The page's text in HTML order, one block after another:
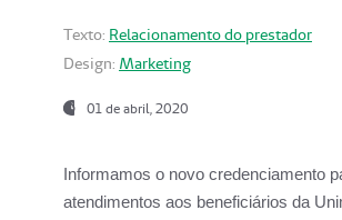
Texto: Relacionamento do prestador
Design: Marketing
01 de abril, 2020
Informamos o novo credenciamento
atendimentos aos beneficiários da